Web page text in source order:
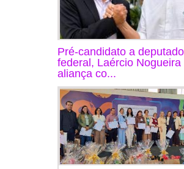
Pré-candidato a deputado
federal, Laércio Nogueira
aliança co...